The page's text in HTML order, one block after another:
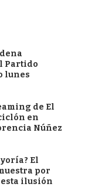
Partido
lunes
de El
en
Núñez
El
por
esta ilusión